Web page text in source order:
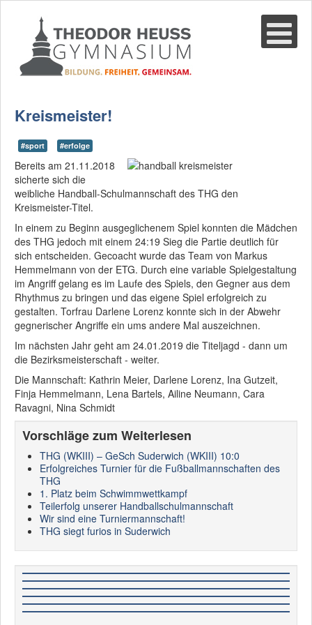
Kreismeister!
#sport #erfolge
Bereits am 21.11.2018
sicherte sich die
weibliche Handball-Schulmannschaft des THG den
Kreismeister-Titel.
In einem zu Beginn ausgeglichenem Spiel konnten die Mädchen
des THG jedoch mit einem 24:19 Sieg die Partie deutlich für
sich entscheiden. Gecoacht wurde das Team von Markus
Hemmelmann von der ETG. Durch eine variable Spielgestaltung
im Angriff gelang es im Laufe des Spiels, den Gegner aus dem
Rhythmus zu bringen und das eigene Spiel erfolgreich zu
gestalten. Torfrau Darlene Lorenz konnte sich in der Abwehr
gegnerischer Angriffe ein ums andere Mal auszeichnen.
Im nächsten Jahr geht am 24.01.2019 die Titeljagd - dann um
die Bezirksmeisterschaft - weiter.
Die Mannschaft: Kathrin Meier, Darlene Lorenz, Ina Gutzeit,
Finja Hemmelmann, Lena Bartels, Ailine Neumann, Cara
Ravagni, Nina Schmidt
Vorschläge zum Weiterlesen
THG (WKIII) – GeSch Suderwich (WKIII) 10:0
Erfolgreiches Turnier für die Fußballmannschaften des
THG
1. Platz beim Schwimmwettkampf
Teilerfolg unserer Handballschulmannschaft
Wir sind eine Turniermannschaft!
THG siegt furios in Suderwich